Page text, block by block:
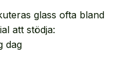
glass ofta bland
att stödja:
dag